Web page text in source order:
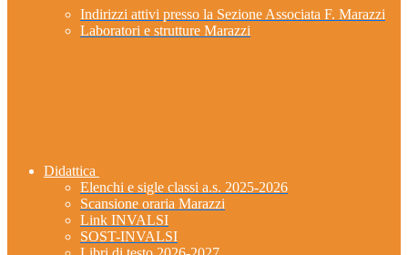
Indirizzi attivi presso la Sezione Associata F. Marazzi
Laboratori e strutture Marazzi
Didattica
Elenchi e sigle classi a.s. 2025-2026
Scansione oraria Marazzi
Link INVALSI
SOST-INVALSI